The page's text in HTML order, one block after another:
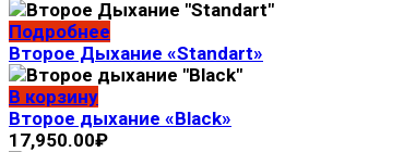
Подробнее
Второе Дыхание «Standart»
В корзину
Второе дыхание «Black»
17,950.00₽